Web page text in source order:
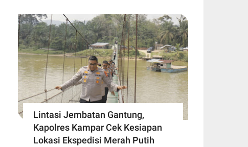
Lintasi Jembatan Gantung,
Kapolres Kampar Cek Kesiapan
Lokasi Ekspedisi Merah Putih